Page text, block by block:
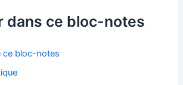
dans ce bloc-notes
ce bloc-notes